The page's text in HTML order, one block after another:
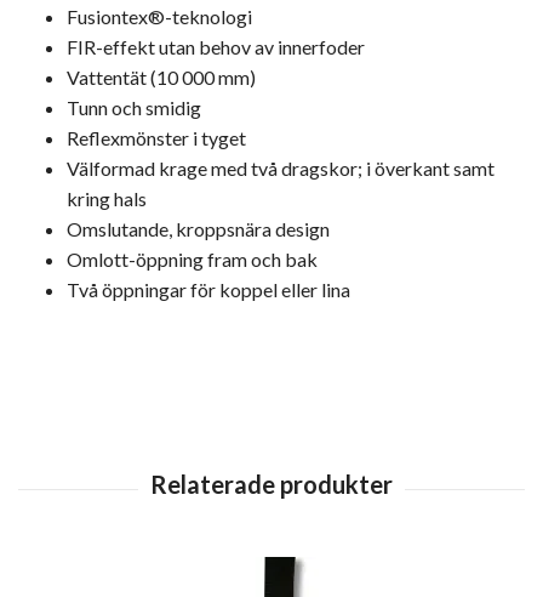
Fusiontex®-teknologi
FIR-effekt utan behov av innerfoder
Vattentät (10 000 mm)
Tunn och smidig
Reflexmönster i tyget
Välformad krage med två dragskor; i överkant samt
kring hals
Omslutande, kroppsnära design
Omlott-öppning fram och bak
Två öppningar för koppel eller lina